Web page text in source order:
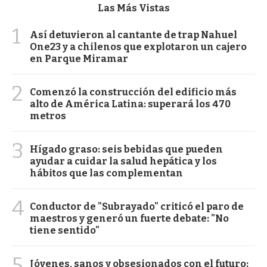
Las Más Vistas
1
Así detuvieron al cantante de trap Nahuel
One23 y a chilenos que explotaron un cajero
en Parque Miramar
2
Comenzó la construcción del edificio más
alto de América Latina: superará los 470
metros
3
Hígado graso: seis bebidas que pueden
ayudar a cuidar la salud hepática y los
hábitos que las complementan
4 Conductor de "Subrayado" criticó el paro de
maestros y generó un fuerte debate: "No
tiene sentido"
Jóvenes, sanos y obsesionados con el futuro: